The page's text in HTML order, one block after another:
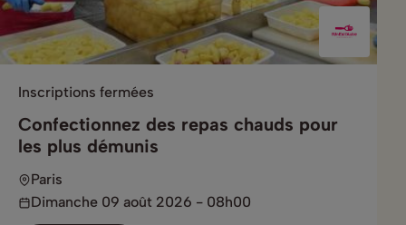
Inscriptions fermées
Confectionnez des repas chauds pour
les plus démunis
Paris
Dimanche 09 août 2026 - 08h00